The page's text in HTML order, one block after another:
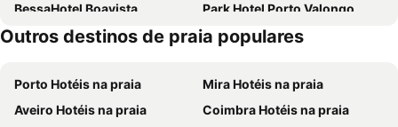
BessaHotel Boavista
Park Hotel Porto Valongo
HF Ipanema Park
Stay Hotel Porto Aeroporto
Novotel Porto Gaia
Acta The Avenue
Axis Porto Business & Spa Hotel
Sheraton Porto Hotel & Spa
Outros destinos de praia populares
Porto Hotéis na praia
Mira Hotéis na praia
Aveiro Hotéis na praia
Coimbra Hotéis na praia